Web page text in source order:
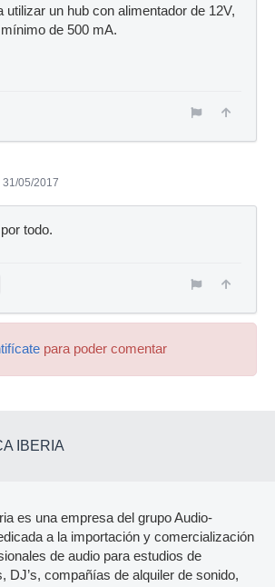
utilizar un hub con alimentador de 12V,
de 500 mA.
31/05/2017
todo.
para poder comentar
IBERIA
es una empresa del grupo Audio-
a la importación y comercialización
de audio para estudios de
DJ’s, compañías de alquiler de sonido,